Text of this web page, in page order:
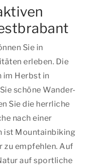
Sie in
erleben. Die
im Herbst in
schöne Wander-
Sie die herrliche
nach einer
ist Mountainbiking
zu empfehlen. Auf
auf sportliche